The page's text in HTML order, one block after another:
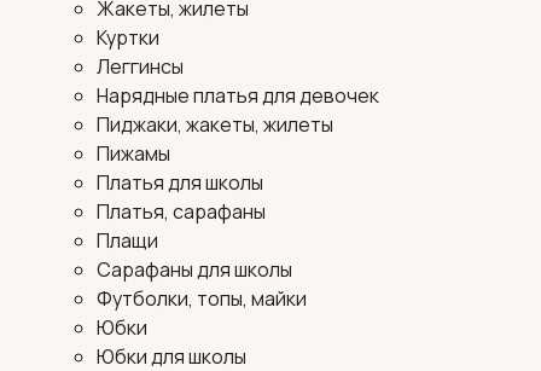
Жакеты, жилеты
Куртки
Леггинсы
Нарядные платья для девочек
Пиджаки, жакеты, жилеты
Пижамы
Платья для школы
Платья, сарафаны
Плащи
Сарафаны для школы
Футболки, топы, майки
Юбки
Юбки для школы